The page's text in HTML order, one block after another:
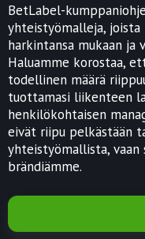
BetLabel-
yhteistyömalleja,
harkintansa mukaan ja
Haluamme korostaa,
todellinen määrä
tuottamasi liikenteen
henkilökohtaisen
eivät riipu pelkästään
yhteistyömallista,
brändiämme.